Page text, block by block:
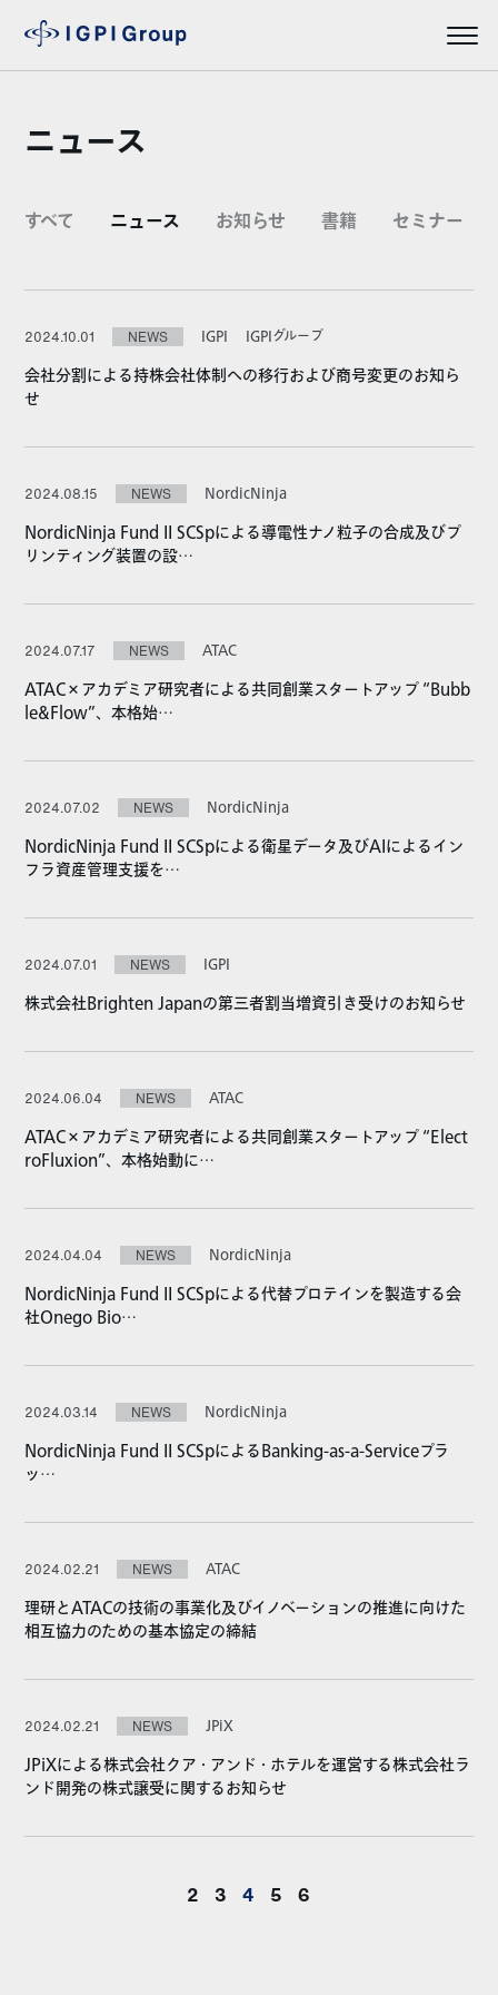
ニュース
すべて ニュース お知らせ 書籍 セミナー
2024.10.01 NEWS IGPI IGPIグループ
会社分割による持株会社体制への移行および商号変更のお知ら
せ
2024.08.15 NEWS NordicNinja
NordicNinja Fund II SCSpによる導電性ナノ粒子の合成及びプ
リンティング装置の設…
2024.07.17 NEWS ATAC
ATAC×アカデミア研究者による共同創業スタートアップ “Bubb
le&Flow”、本格始…
2024.07.02 NEWS NordicNinja
NordicNinja Fund II SCSpによる衛星データ及びAIによるイン
フラ資産管理支援を…
2024.07.01 NEWS IGPI
株式会社Brighten Japanの第三者割当増資引き受けのお知らせ
2024.06.04 NEWS ATAC
ATAC×アカデミア研究者による共同創業スタートアップ “Elect
roFluxion”、本格始動に…
2024.04.04 NEWS NordicNinja
NordicNinja Fund II SCSpによる代替プロテインを製造する会
社Onego Bio…
2024.03.14 NEWS NordicNinja
NordicNinja Fund II SCSpによるBanking-as-a-Serviceプラ
ッ…
2024.02.21 NEWS ATAC
理研とATACの技術の事業化及びイノベーションの推進に向けた
相互協力のための基本協定の締結
2024.02.21 NEWS JPiX
JPiXによる株式会社クア・アンド・ホテルを運営する株式会社ラ
ンド開発の株式譲受に関するお知らせ
2 3 4 5 6